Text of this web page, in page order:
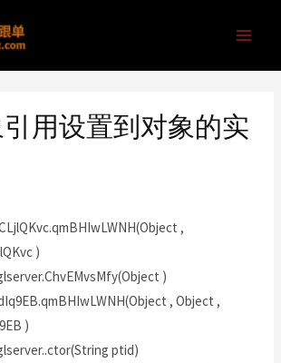
用设置到对象的实
,
)
)
, Object ,
)
ptid)